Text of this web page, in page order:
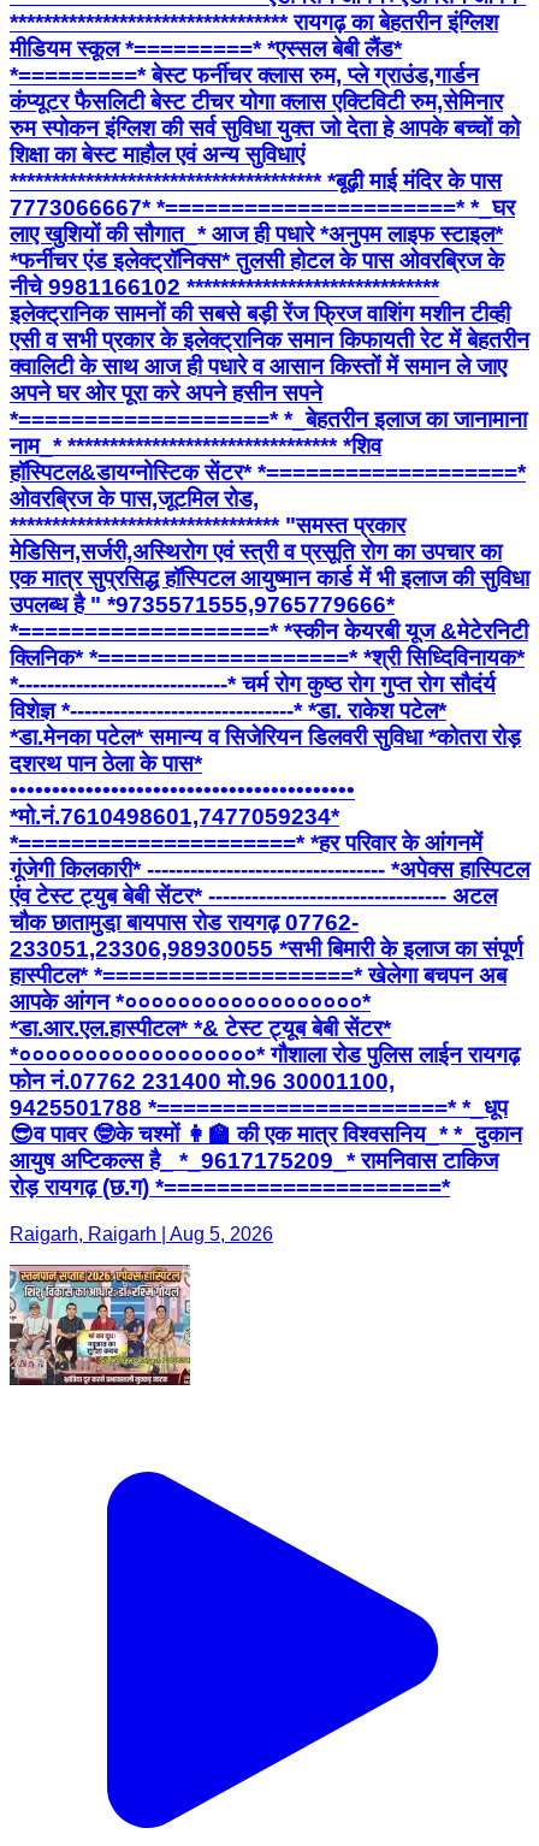
********************************* रायगढ़ का बेहतरीन इंग्लिश
मीडियम स्कूल *=========* *एस्सल बेबी लैंड*
*=========* बेस्ट फर्नीचर क्लास रुम, प्ले ग्राउंड,गार्डन
कंप्यूटर फैसलिटी बेस्ट टीचर योगा क्लास एक्टिविटी रुम,सेमिनार
रुम स्पोकन इंग्लिश की सर्व सुविधा युक्त जो देता हे आपके बच्चों को
शिक्षा का बेस्ट माहौल एवं अन्य सुविधाएं
************************************* *बूढ़ी माई मंदिर के पास
7773066667* *======================* *_घर
लाए खुशियों की सौगात_* आज ही पधारे *अनुपम लाइफ स्टाइल*
*फर्नीचर एंड इलेक्ट्रॉनिक्स* तुलसी होटल के पास ओवरब्रिज के
नीचे 9981166102 ******************************
इलेक्ट्रानिक सामनों की सबसे बड़ी रेंज फ्रिज वाशिंग मशीन टीव्ही
एसी व सभी प्रकार के इलेक्ट्रानिक समान किफायती रेट में बेहतरीन
क्वालिटी के साथ आज ही पधारे व आसान किस्तों में समान ले जाए
अपने घर ओर पूरा करे अपने हसीन सपने
*===================* *_बेहतरीन इलाज का जानामाना
नाम_* ******************************** *शिव
हॉस्पिटल&डायग्नोस्टिक सेंटर* *===================*
ओवरब्रिज के पास,जूटमिल रोड,
******************************** "समस्त प्रकार
मेडिसिन,सर्जरी,अस्थिरोग एवं स्त्री व प्रसूति रोग का उपचार का
एक मात्र सुप्रसिद्ध हॉस्पिटल आयुष्मान कार्ड में भी इलाज की सुविधा
उपलब्ध है " *9735571555,9765779666*
*===================* *स्कीन केयरबी यूज &मेटेरनिटी
क्लिनिक* *===================* *श्री सिध्दिविनायक*
*-----------------------------* चर्म रोग कुष्ठ रोग गुप्त रोग सौदंर्य
विशेज्ञ *-------------------------------* *डा. राकेश पटेल*
*डा.मेनका पटेल* समान्य व सिजेरियन डिलवरी सुविधा *कोतरा रोड़
दशरथ पान ठेला के पास*
•••••••••••••••••••••••••••••••••••••••••
*मो.नं.7610498601,7477059234*
*=====================* *हर परिवार के आंगनमें
गूंजेगी किलकारी* --------------------------------- *अपेक्स हास्पिटल
एंव टेस्ट ट्युब बेबी सेंटर* --------------------------------- अटल
चौक छातामुडा़ बायपास रोड रायगढ़ 07762-
233051,23306,98930055 *सभी बिमारी के इलाज का संपूर्ण
हास्पीटल* *===================* खेलेगा बचपन अब
आपके आंगन *००००००००००००००००००*
*डा.आर.एल.हास्पीटल* *& टेस्ट ट्यूब बेबी सेंटर*
*००००००००००००००००००* गौशाला रोड पुलिस लाईन रायगढ़
फोन नं.07762 231400 मो.96 30001100,
9425501788 *======================* *_धूप
😎व पावर 🤓के चश्मों 👩‍🏫 की एक मात्र विश्वसनिय_* *_दुकान
आयुष अप्टिकल्स है_ *_9617175209_* रामनिवास टाकिज
रोड़ रायगढ़ (छ.ग) *=====================*
Raigarh, Raigarh | Aug 5, 2026